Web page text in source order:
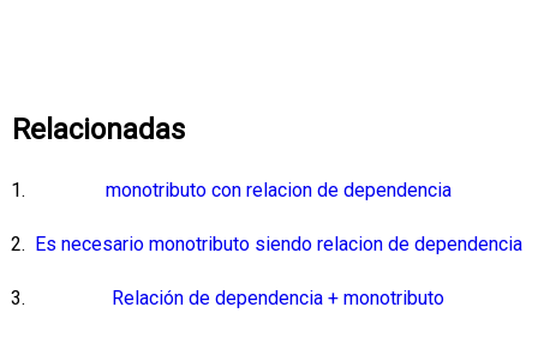
Relacionadas
monotributo con relacion de dependencia
Es necesario monotributo siendo relacion de dependencia
Relación de dependencia + monotributo